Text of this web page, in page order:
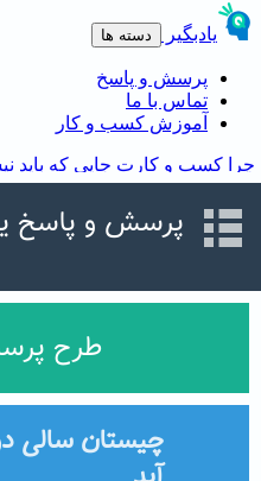
پرسش و پاسخ
طرح
چیستان سالی